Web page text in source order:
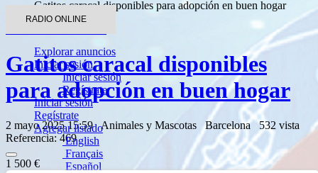
RADIO ONLINE
Explorar anuncios
Iniciar sesión
Iniciar sesión
Regístrate
Iniciar sesión
Regístrate
Agregar listado
English
Français
Español
Gatitos caracal disponibles para adopción en buen hogar
Gatitos caracal disponibles
para adopción en buen hogar
2 mayo 2025 15:59 Animales y Mascotas Barcelona 532 vista
Referencia: 469
1 500 €